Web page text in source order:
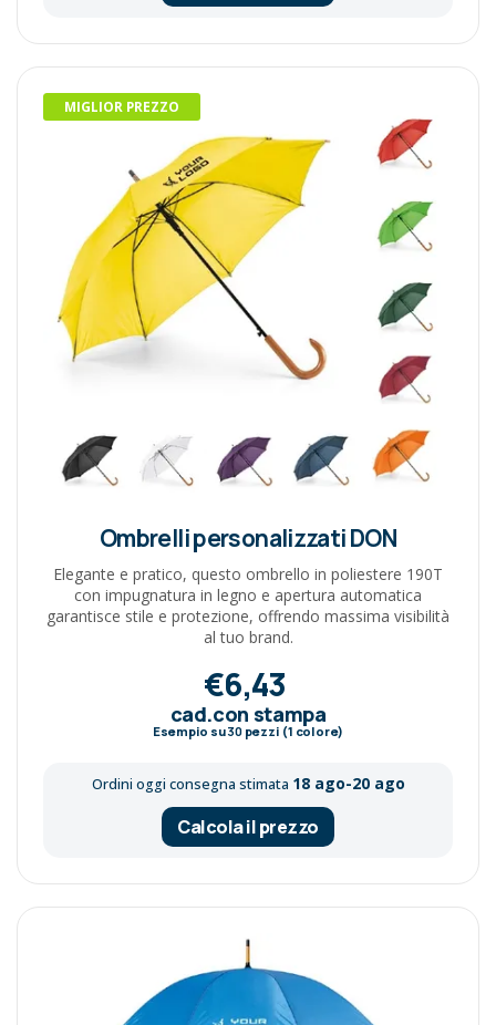
MIGLIOR PREZZO
Ombrelli personalizzati DON
Elegante e pratico, questo ombrello in poliestere 190T
con impugnatura in legno e apertura automatica
garantisce stile e protezione, offrendo massima visibilità
al tuo brand.
€6,43
cad.con stampa
Esempio su30pezzi (1 colore)
Ordini oggi consegna stimata 18 ago-20 ago
Calcola il prezzo